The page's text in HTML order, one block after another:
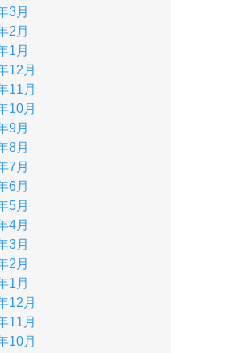
3月
2月
1月
12月
11月
10月
9月
8月
7月
6月
5月
4月
3月
2月
1月
12月
11月
10月